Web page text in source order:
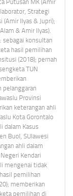
Putusan MK (Amir
Strategi
(Amir Ilyas & Jupri);
& Amir Ilyas).
sebagai konsultan
hasil pemilihan
(2018); pernah
TUN
pelanggaran
Provinsi
keterangan ahli
Kota Gorontalo
dalam Kasus
Buol, SUlawesi
ahli dalam
Kendari
mengenai tidak
pemilihan
memberikan
pemilihan di